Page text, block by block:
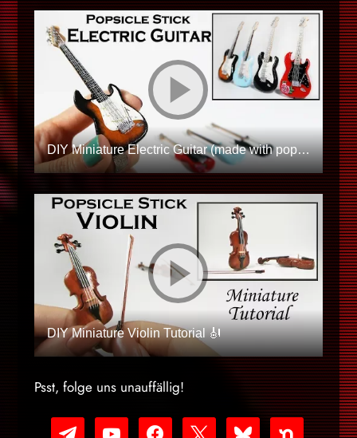
DIY Miniature Electric Guitar (made with popsicle sticks!)
DIY Miniature Violin Tutorial 🎻
Psst, folge uns unauffällig!
telegram
youtube-
facebook bluesky nextdoor